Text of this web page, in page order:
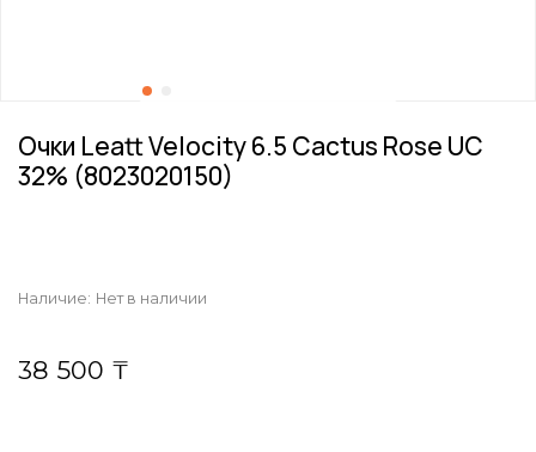
Наличие: Нет в наличии
Очки Leatt Velocity 6.5 Cactus Rose UC
32% (8023020150)
38 500 ₸